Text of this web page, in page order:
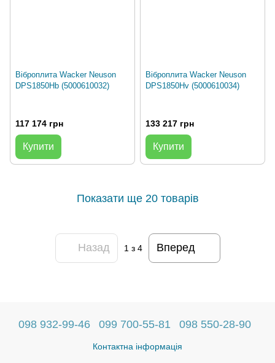
Віброплита Wacker Neuson
DPS1850Hb (5000610032)
117 174 грн
Купити
Віброплита Wacker Neuson
DPS1850Hv (5000610034)
133 217 грн
Купити
Показати ще 20 товарів
Назад 1 з 4 Вперед
098 932-99-46 099 700-55-81 098 550-28-90
Контактна інформація